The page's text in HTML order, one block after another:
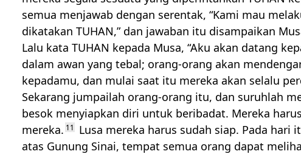
semua menjawab dengan serentak, “Kami mau
dikatakan TUHAN,” dan jawaban itu disampaikan
Lalu kata TUHAN kepada Musa, “Aku akan datang
dalam awan yang tebal; orang-orang akan
kepadamu, dan mulai saat itu mereka akan selalu
Sekarang jumpailah orang-orang itu, dan suruhlah
besok menyiapkan diri untuk beribadat. Mereka
mereka. 11
Lusa mereka harus sudah siap. Pada hari
atas Gunung Sinai, tempat semua orang dapat